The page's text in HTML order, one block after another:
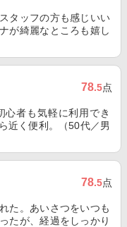
タッフの方も感じいい
が綺麗なところも嬉し
78.5点
心者も気軽に利用でき
近く便利。（50代／男
78.5点
た。あいさつをいつも
たが、経過をしっかり